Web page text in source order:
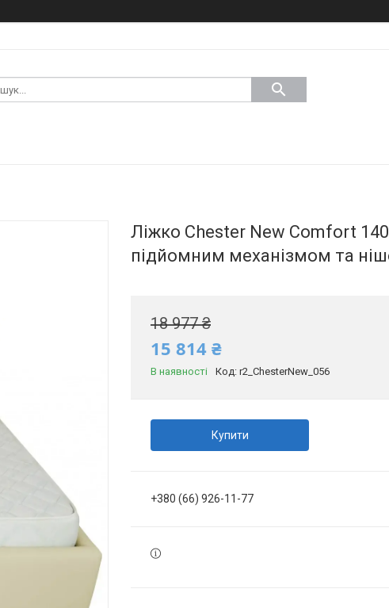
Ліжко Chester New Comfort
підйомним механізмом та
18 977 ₴
15 814 ₴
В наявності Код: r2_ChesterNew_056
Купити
+380 (66) 926-11-77